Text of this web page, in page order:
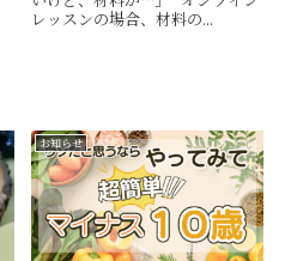
レッスンの場合、材料の...
お知らせ